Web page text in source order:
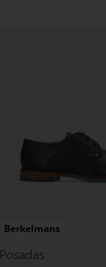
Berkelmans
Posadas